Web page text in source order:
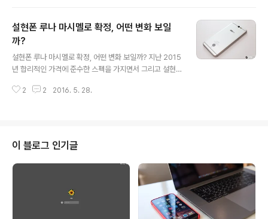
륙이 연이어 3번째 성공한 것이라는 점이 특히 고무적으로
평가받고 있는데요. 대기권에서 고열에 노출된다는 점 그
리고 이미 상당 부분의 연료를 소모한 뒤 고속으로 떨어지
는 기체를 (적은 양의 연료로) 안정적으로 감속 및 제어해
았지만 보기 좋게 거듭 임무를 완수하는 모습을 보이고 있
설현폰 루나 마시멜로 확정, 어떤 변화 보일
까?
설현폰 루나 마시멜로 확정, 어떤 변화 보일까? 지난 2015
년 합리적인 가격에 준수한 스펙을 가지면서 그리고 설현
습니다. SK텔레콤에서 단독으로 선보인 ‘루나(LUNA)’가
고, 실제로 관련된 움직임을 보이며 이용자들의 불안감을
지워내는 모습을 보였습니다. 하지만, 지난 3월 루나폰에
대해 다소 아쉬운 소식이 전해진 바 있죠? OS 품질 안정화
작업을 위해 안드로이드 6.0 마시멜로 업데이트가 지연된
다는 내용이었는데요. 당시 공식 페이스북 계정을 통해 5
월 이내 업그레이드가 진행될 수 있도..
2 2 2016. 5. 28.
이 블로그 인기글